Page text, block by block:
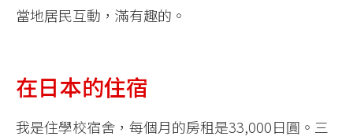
當地居民互動，滿有趣的。
在日本的住宿
我是住學校宿舍，每個月的房租是33,000日圓。三